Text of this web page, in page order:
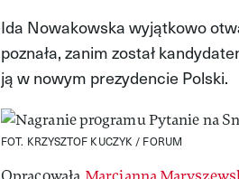
Ida Nowakowska wyjątkowo
poznała, zanim został
ją w nowym prezydencie Polski.
FOT. KRZYSZTOF KUCZYK / FORUM